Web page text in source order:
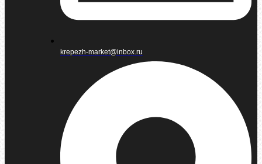
krepezh-market@inbox.ru